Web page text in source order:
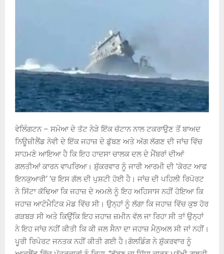
ਵੇਲਿੰਗਟਨ – ਸਮੋਆ ਦੇ ਤੱਟ ਨੇੜੇ ਇੱਕ ਚੱਟਾਨ ਨਾਲ ਟਕਰਾਉਣ ਤੋਂ ਬਾਅਦ
ਨਿਊਜ਼ੀਲੈਂਡ ਨੇਵੀ ਦੇ ਇੱਕ ਜਹਾਜ਼ ਦੇ ਡੁੱਬਣ ਅਤੇ ਅੱਗ ਲੱਗਣ ਦੀ ਜਾਂਚ ਵਿੱਚ
ਸਾਹਮਣੇ ਆਇਆ ਹੈ ਕਿ ਇਹ ਹਾਦਸਾ ਚਾਲਕ ਦਲ ਦੇ ਮੈਂਬਰਾਂ ਦੀਆਂ
ਗਲਤੀਆਂ ਕਾਰਨ ਵਾਪਰਿਆ। ਸ਼ੁੱਕਰਵਾਰ ਨੂੰ ਜਾਰੀ ਆਰਮੀ ਦੀ ‘ਕੋਰਟ ਆਫ
ਇਨਕੁਆਰੀ’ ‘ਚ ਇਸ ਗੱਲ ਦੀ ਪੁਸ਼ਟੀ ਹੋਈ ਹੈ। ਜਾਂਚ ਦੀ ਪਹਿਲੀ ਰਿਪੋਰਟ
ਨੇ ਸਿੱਟਾ ਕੱਢਿਆ ਕਿ ਜਹਾਜ਼ ਦੇ ਅਮਲੇ ਨੂੰ ਇਹ ਅਹਿਸਾਸ ਨਹੀਂ ਹੋਇਆ ਕਿ
ਜਹਾਜ਼ ਆਟੋਮੈਟਿਕ ਮੋਡ ਵਿੱਚ ਸੀ। ਉਨ੍ਹਾਂ ਨੂੰ ਲੱਗਾ ਕਿ ਜਹਾਜ਼ ਵਿੱਚ ਕੁਝ ਹੋਰ
ਗੜਬੜ ਸੀ ਅਤੇ ਕਿਉਂਕਿ ਇਹ ਜਹਾਜ਼ ਜ਼ਮੀਨ ਵੱਲ ਜਾ ਰਿਹਾ ਸੀ ਤਾਂ ਉਨ੍ਹਾਂ
ਨੇ ਇਹ ਜਾਂਚ ਨਹੀਂ ਕੀਤੀ ਕਿ ਕੀ ਜਲ ਸੈਨਾ ਦਾ ਜਹਾਜ਼ ਮੈਨੁਅਲ ਸੀ ਜਾਂ ਨਹੀਂ।
ਪੂਰੀ ਰਿਪੋਰਟ ਜਨਤਕ ਨਹੀਂ ਕੀਤੀ ਗਈ ਹੈ।ਗੋਲਡਿੰਗ ਨੇ ਸ਼ੁੱਕਰਵਾਰ ਨੂੰ